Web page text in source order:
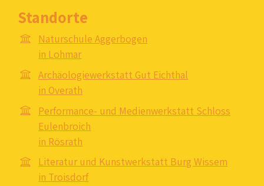
Standorte
Naturschule Aggerbogen
in Lohmar
Archäologiewerkstatt Gut Eichthal
in Overath
Performance- und Medienwerkstatt Schloss
Eulenbroich
in Rösrath
Literatur und Kunstwerkstatt Burg Wissem
in Troisdorf